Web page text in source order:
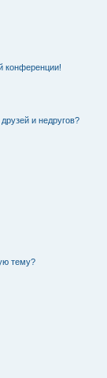
конференции!
и недругов?
тему?